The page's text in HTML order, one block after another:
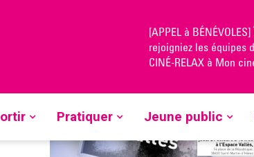
[APPEL à
rejoigniez les équipes
CINÉ-RELAX à Mon
Pratiquer Jeune public
[Inauguration JEU. 21 OCT. 18h30]